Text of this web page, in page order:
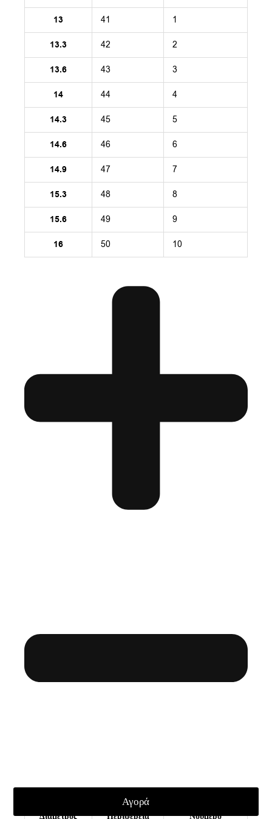
Αγορά
13 41 1
13.3 42 2
13.6 43 3
14 44 4
14.3 45 5
14.6 46 6
14.9 47 7
15.3 48 8
15.6 49 9
16 50 10
Διάμετρος
Περιφέρεια Νούμερο